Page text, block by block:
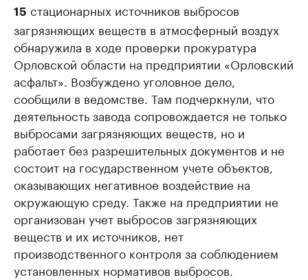
15 стационарных источников выбросов
загрязняющих веществ в атмосферный воздух
обнаружила в ходе проверки прокуратура
Орловской области на предприятии «Орловский
асфальт». Возбуждено уголовное дело,
сообщили в ведомстве. Там подчеркнули, что
деятельность завода сопровождается не только
выбросами загрязняющих веществ, но и
работает без разрешительных документов и не
состоит на государственном учете объектов,
оказывающих негативное воздействие на
окружающую среду. Также на предприятии не
организован учет выбросов загрязняющих
веществ и их источников, нет
производственного контроля за соблюдением
установленных нормативов выбросов.